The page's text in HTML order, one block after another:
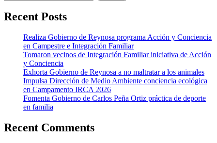
Recent Posts
Realiza Gobierno de Reynosa programa Acción y Conciencia
en Campestre e Integración Familiar
Tomaron vecinos de Integración Familiar iniciativa de Acción
y Conciencia
Exhorta Gobierno de Reynosa a no maltratar a los animales
Impulsa Dirección de Medio Ambiente conciencia ecológica
en Campamento IRCA 2026
Fomenta Gobierno de Carlos Peña Ortiz práctica de deporte
en familia
Recent Comments